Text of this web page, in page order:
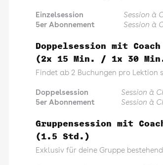
Einzelsession Session à
5er Abonnement
Session à
Doppelsession mit Coach
(2x 15 Min. / 1x 30
Findet ab 2 Buchungen pro Lektion
Doppelsession Session à
5er Abonnement
Session à
Gruppensession mit
(1.5 Std.)
Exklusiv für deine Gruppe